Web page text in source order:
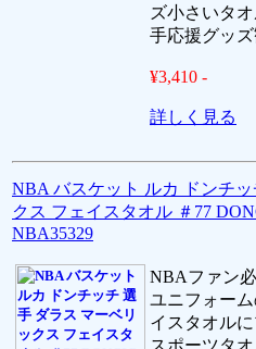
ズ小さいタ
手応援グッ
¥3,410 -
詳しく見る
NBA バスケット ルカ ドンチ
クス フェイスタオル ＃77
NBA35329
NBAファン必
ユニフォー
イスタオルに
スポーツタ